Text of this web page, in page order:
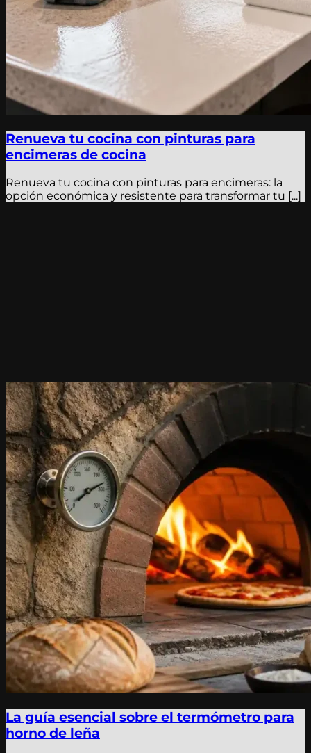
Renueva tu cocina con pinturas para
encimeras de cocina
Renueva tu cocina con pinturas para encimeras: la
opción económica y resistente para transformar tu [...]
La guía esencial sobre el termómetro para
horno de leña